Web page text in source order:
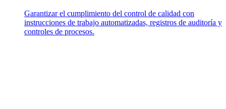
Garantizar el cumplimiento del control de calidad con
instrucciones de trabajo automatizadas, registros de auditoría y
controles de procesos.